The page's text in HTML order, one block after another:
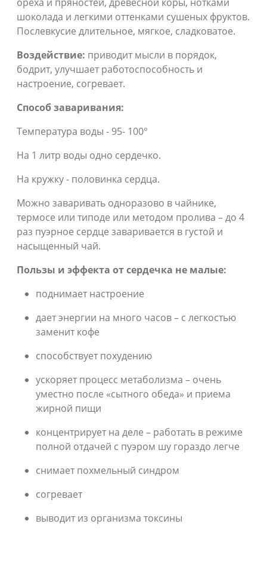
шоколада и легкими оттенками сушеных фруктов.
Послевкусие длительное, мягкое, сладковатое.
Воздействие: приводит мысли в порядок,
бодрит, улучшает работоспособность и
настроение, согревает.
Способ заваривания:
Температура воды - 95- 100°
На 1 литр воды одно сердечко.
На кружку - половинка сердца.
Можно заваривать одноразово в чайнике,
термосе или типоде или методом пролива – до 4
раз пуэрное сердце заваривается в густой и
насыщенный чай.
Пользы и эффекта от сердечка не малые:
поднимает настроение
дает энергии на много часов – с легкостью
заменит кофе
способствует похудению
ускоряет процесс метаболизма – очень
уместно после «сытного обеда» и приема
жирной пищи
концентрирует на деле – работать в режиме
полной отдачей с пуэром шу гораздо легче
снимает похмельный синдром
согревает
выводит из организма токсины